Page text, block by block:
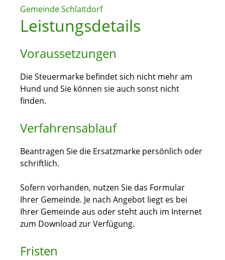
Gemeinde Schlaitdorf
Leistungsdetails
Voraussetzungen
Die Steuermarke befindet sich nicht mehr am
Hund und Sie können sie auch sonst nicht
finden.
Verfahrensablauf
Beantragen Sie die Ersatzmarke persönlich oder
schriftlich.
Sofern vorhanden, nutzen Sie das Formular
Ihrer Gemeinde. Je nach Angebot liegt es bei
Ihrer Gemeinde aus oder steht auch im Internet
zum Download zur Verfügung.
Fristen